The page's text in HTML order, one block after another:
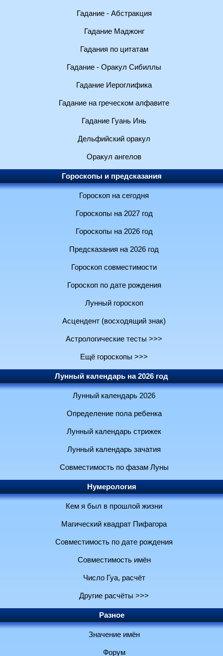
Гадание - Абстракция
Гадание Маджонг
Гадания по цитатам
Гадание - Оракул Сибиллы
Гадание Иероглифика
Гадание на греческом алфавите
Гадание Гуань Инь
Дельфийский оракул
Оракул ангелов
Гороскопы и предсказания
Гороскоп на сегодня
Гороскопы на 2027 год
Гороскопы на 2026 год
Предсказания на 2026 год
Гороскоп совместимости
Гороскоп по дате рождения
Лунный гороскоп
Асцендент (восходящий знак)
Астрологические тесты >>>
Ещё гороскопы >>>
Лунный календарь на 2026 год
Лунный календарь 2026
Определение пола ребенка
Лунный календарь стрижек
Лунный календарь зачатия
Совместимость по фазам Луны
Нумерология
Кем я был в прошлой жизни
Магический квадрат Пифагора
Совместимость по дате рождения
Совместимость имён
Число Гуа, расчёт
Другие расчёты >>>
Разное
Значение имён
Форум